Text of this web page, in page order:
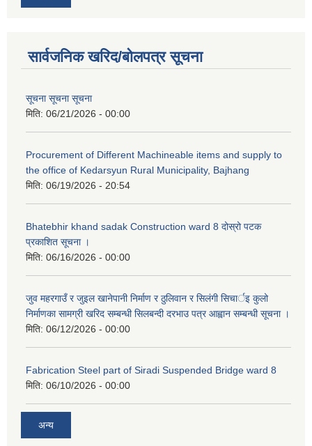
सार्वजनिक खरिद/बोलपत्र सूचना
सूचना सूचना सूचना
मिति: 06/21/2026 - 00:00
Procurement of Different Machineable items and supply to
the office of Kedarsyun Rural Municipality, Bajhang
मिति: 06/19/2026 - 20:54
Bhatebhir khand sadak Construction ward 8 दोस्रो पटक
प्रकाशित सूचना ।
मिति: 06/16/2026 - 00:00
जुव महरगाउँ र जुइल खानेपानी निर्माण र ठुलिवान र सिलंगी सिचार्इ कुलो
निर्माणका सामग्री खरिद सम्बन्धी सिलबन्दी दरभाउ पत्र आह्वान सम्बन्धी सूचना ।
मिति: 06/12/2026 - 00:00
Fabrication Steel part of Siradi Suspended Bridge ward 8
मिति: 06/10/2026 - 00:00
अन्य